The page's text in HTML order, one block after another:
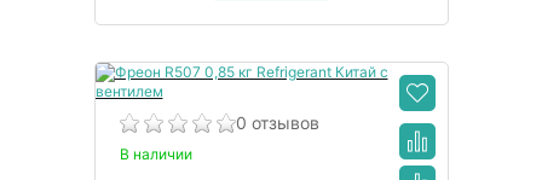
0 отзывов
В наличии